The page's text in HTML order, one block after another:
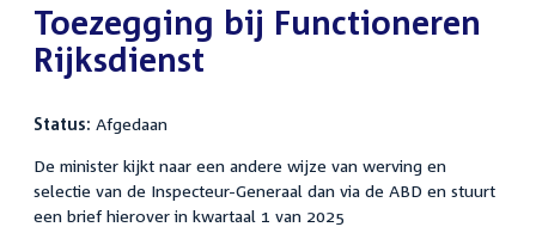
:Toezegging bij Functioneren
Rijksdienst
Status: Afgedaan
De minister kijkt naar een andere wijze van werving en
selectie van de Inspecteur-Generaal dan via de ABD en stuurt
een brief hierover in kwartaal 1 van 2025